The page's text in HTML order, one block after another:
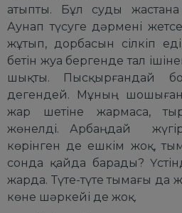
атыпты. Бұл суды
Аунап түсуге дәрмені
жұтып, дорбасын сілкіп
бетін жуа бергенде тал
шықты. Пысқырғандай
дегендей. Мұның
жар шетіне жармаса,
жөнелді. Арбаңдай
көрінген де ешкім жоқ,
сонда қайда барады?
жарда. Түте-түте тымағы да
көне шәркейі де жоқ.